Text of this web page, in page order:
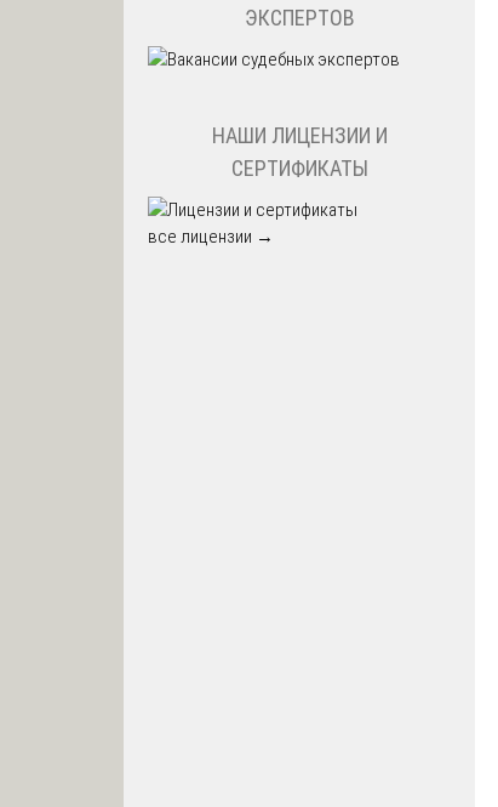
ЭКСПЕРТОВ
НАШИ ЛИЦЕНЗИИ И
СЕРТИФИКАТЫ
все лицензии →